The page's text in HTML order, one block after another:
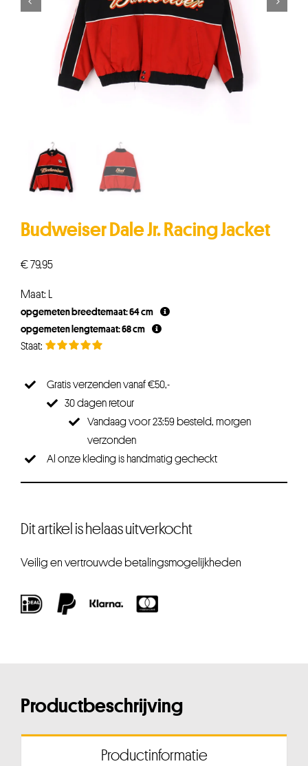
Budweiser Dale Jr. Racing Jacket
€79,95
Maat: L
opgemeten breedtemaat: 64 cm
opgemeten lengtemaat: 68 cm
Gratis verzenden vanaf €50,-
30 dagen retour
Vandaag voor 23:59 besteld, morgen
verzonden
Al onze kleding is handmatig gecheckt
Dit artikel is helaas uitverkocht
Veilig en vertrouwde betalingsmogelijkheden
Productbeschrijving
Productinformatie